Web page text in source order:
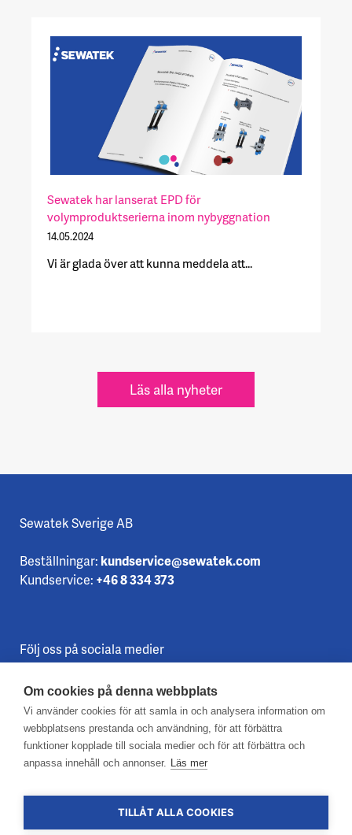
Om cookies på denna webbplats
Vi använder cookies för att samla in och analysera information om
webbplatsens prestanda och användning, för att förbättra
funktioner kopplade till sociala medier och för att förbättra och
anpassa innehåll och annonser. Läs mer
TILLÅT ALLA COOKIES
Sewatek har lanserat EPD för
volymproduktserierna inom nybyggnation
14.05.2024
Vi är glada över att kunna meddela att...
Läs alla nyheter
Sewatek Sverige AB
Beställningar: kundservice@sewatek.com
Kundservice: +46 8 334 373
Följ oss på sociala medier
Kontakta oss